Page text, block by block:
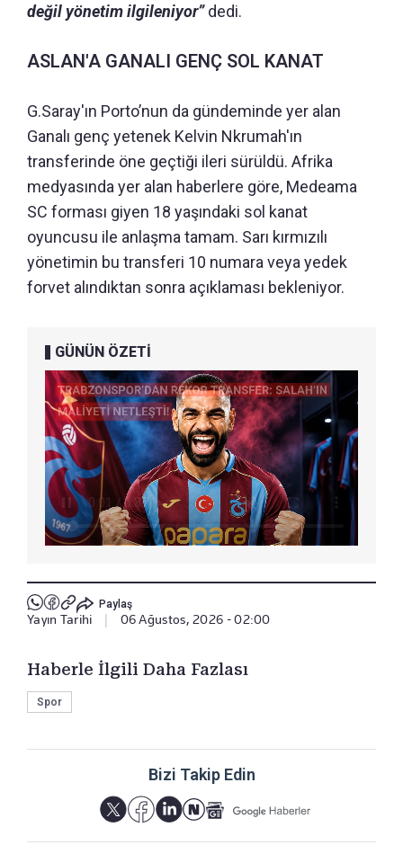
değil yönetim ilgileniyor”dedi.
ASLAN'A GANALI GENÇ SOL KANAT
G.Saray'ın Porto’nun da gündeminde yer alan
Ganalı genç yetenek Kelvin Nkrumah'ın
transferinde öne geçtiği ileri sürüldü. Afrika
medyasında yer alan haberlere göre, Medeama
SC forması giyen 18 yaşındaki sol kanat
oyuncusu ile anlaşma tamam. Sarı kırmızılı
yönetimin bu transferi 10 numara veya yedek
forvet alındıktan sonra açıklaması bekleniyor.
GÜNÜN ÖZETİ
Paylaş
Yayın Tarihi 06 Ağustos, 2026 - 02:00
Haberle İlgili Daha Fazlası
Spor
Bizi Takip Edin